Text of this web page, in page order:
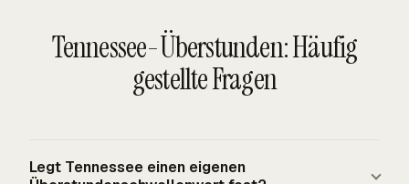
Tennessee-Überstunden: Häufig
gestellte Fragen
Legt Tennessee einen eigenen